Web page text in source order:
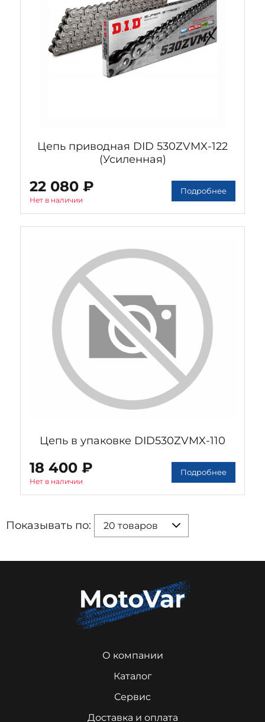
Цепь приводная DID 530ZVMX-122
(Усиленная)
22 080 ₽
Нет в наличии
Подробнее
Цепь в упаковке DID530ZVMX-110
18 400 ₽
Нет в наличии
Подробнее
Показывать по: 20 товаров
О компании
Каталог
Сервис
Доставка и оплата